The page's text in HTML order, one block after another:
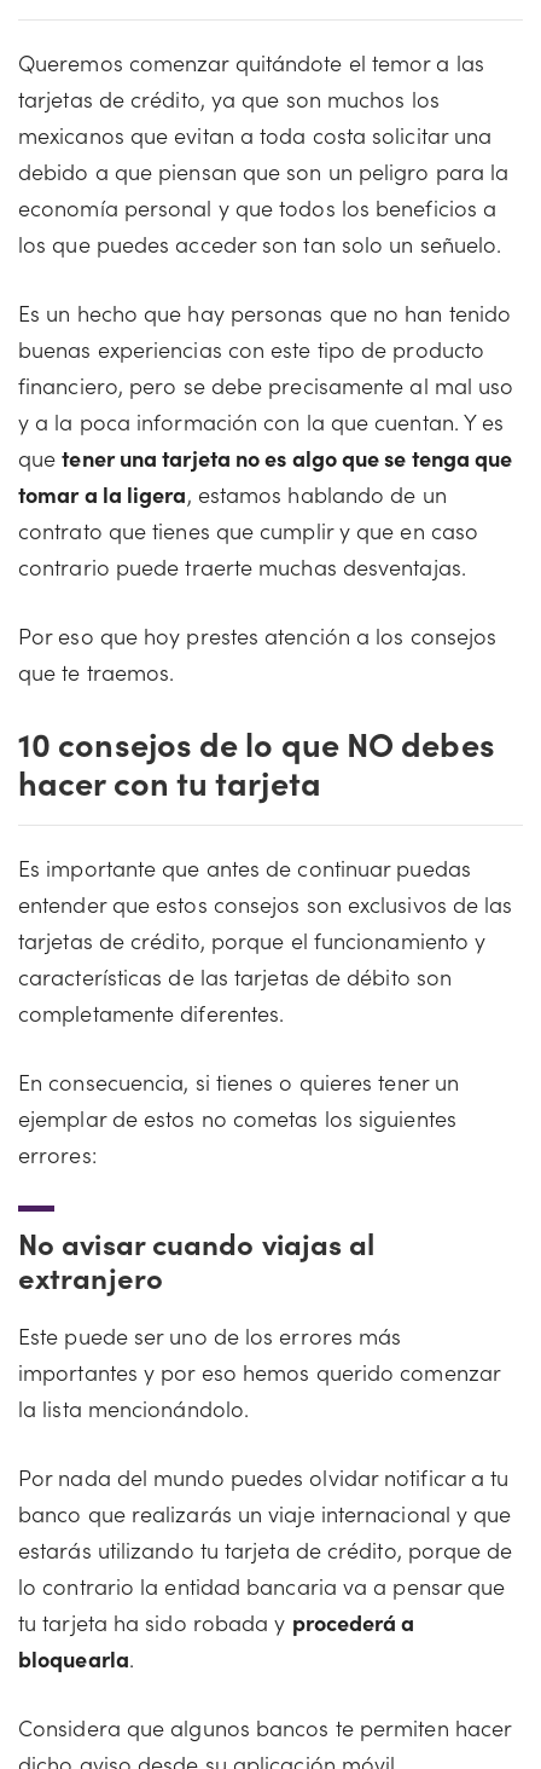
Queremos comenzar quitándote el temor a las
tarjetas de crédito, ya que son muchos los
mexicanos que evitan a toda costa solicitar una
debido a que piensan que son un peligro para la
economía personal y que todos los beneficios a
los que puedes acceder son tan solo un señuelo.
Es un hecho que hay personas que no han tenido
buenas experiencias con este tipo de producto
financiero, pero se debe precisamente al mal uso
y a la poca información con la que cuentan. Y es
quetener una tarjeta no es algo que se tenga que
tomar a la ligera, estamos hablando de un
contrato que tienes que cumplir y que en caso
contrario puede traerte muchas desventajas.
Por eso que hoy prestes atención a los consejos
que te traemos.
10 consejos de lo que NO debes
hacer con tu tarjeta
Es importante que antes de continuar puedas
entender que estos consejos son exclusivos de las
tarjetas de crédito, porque el funcionamiento y
características de las tarjetas de débito son
completamente diferentes.
En consecuencia, si tienes o quieres tener un
ejemplar de estos no cometas los siguientes
errores:
No avisar cuando viajas al
extranjero
Este puede ser uno de los errores más
importantes y por eso hemos querido comenzar
la lista mencionándolo.
Por nada del mundo puedes olvidar notificar a tu
banco que realizarás un viaje internacional y que
estarás utilizando tu tarjeta de crédito, porque de
lo contrario la entidad bancaria va a pensar que
tu tarjeta ha sido robada y procederá a
bloquearla.
Considera que algunos bancos te permiten hacer